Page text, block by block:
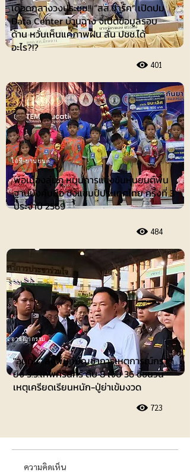
เดือดกลางวงประชุม!! “สส.ปาร์ค” เปิดปม
Data Center บ้านฉาง จี้เปิดข้อมูลรอบ
ด้าน หวั่นเห็นแค่ภาพฝัน ลั่น ปชช.ได้
อะไร?!?
401
ไอที-ยานยนต์
พ่อเมืองลุ่มภู หนุนการแข่งขันหุ่นยนต์พื้น
ฐานบังคับมือ ชิงแชมป์ประเทศไทย ครั้งที่ 3
ประจำปี 2569
484
"อนุทิน" ลงพื้นที่บัญชาการเหตุการณ์กราด
ยิง ร.ร.เทพศิรินทร์ ดับ 8 เจ็บ 36 ชี้ชนวน
เหตุเครียดเรียนหนัก-ปู่ย่าเข้มงวด
723
อาชญากรรม
ความคิดเห็น